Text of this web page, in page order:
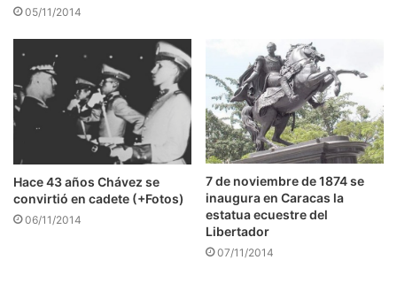
05/11/2014
Hace 43 años Chávez se
convirtió en cadete (+Fotos)
06/11/2014
7 de noviembre de 1874 se
inaugura en Caracas la
estatua ecuestre del
Libertador
07/11/2014